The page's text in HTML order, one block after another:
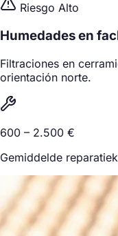
Riesgo Alto
Humedades en
Filtraciones en
orientación norte.
600 – 2.500 €
Gemiddelde